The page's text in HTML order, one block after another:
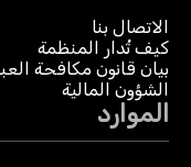
الاتصال بنا
كيف تُدار المنظمة
بيان قانون مكافحة
الشؤون المالية
الموارد